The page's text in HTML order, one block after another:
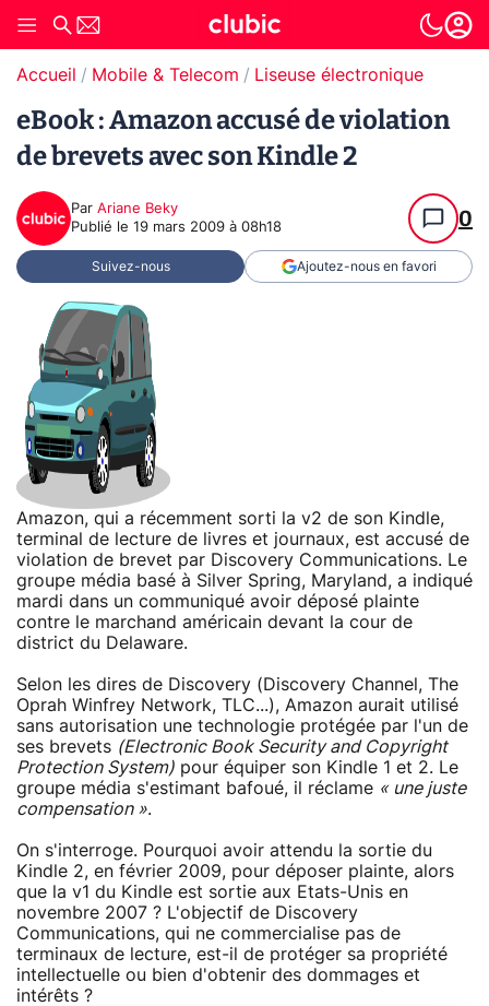
Accueil Mobile & Telecom Liseuse électronique
eBook : Amazon accusé de violation
de brevets avec son Kindle 2
Par Ariane Beky
Publié le 19 mars 2009 à 08h18 0
Suivez-nous Ajoutez-nous en favori
Amazon, qui a récemment sorti la v2 de son Kindle,
terminal de lecture de livres et journaux, est accusé de
violation de brevet par Discovery Communications. Le
groupe média basé à Silver Spring, Maryland, a indiqué
mardi dans un communiqué avoir déposé plainte
contre le marchand américain devant la cour de
district du Delaware.
Selon les dires de Discovery (Discovery Channel, The
Oprah Winfrey Network, TLC...), Amazon aurait utilisé
sans autorisation une technologie protégée par l'un de
ses brevets (Electronic Book Security and Copyright
Protection System) pour équiper son Kindle 1 et 2. Le
groupe média s'estimant bafoué, il réclame « une juste
compensation ».
On s'interroge. Pourquoi avoir attendu la sortie du
Kindle 2, en février 2009, pour déposer plainte, alors
que la v1 du Kindle est sortie aux Etats-Unis en
novembre 2007 ? L'objectif de Discovery
Communications, qui ne commercialise pas de
terminaux de lecture, est-il de protéger sa propriété
intellectuelle ou bien d'obtenir des dommages et
intérêts ?